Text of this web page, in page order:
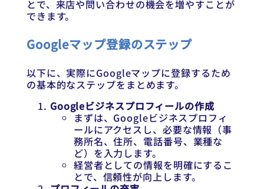
とで、来店や問い合わせの機会を増やすことが
できます。
Googleマップ登録のステップ
以下に、実際にGoogleマップに登録するため
の基本的なステップをまとめます。
Googleビジネスプロフィールの作成
まずは、Googleビジネスプロフィ
ールにアクセスし、必要な情報（事
務所名、住所、電話番号、業種な
ど）を入力します。
経営者としての情報を明確にするこ
とで、信頼性が向上します。